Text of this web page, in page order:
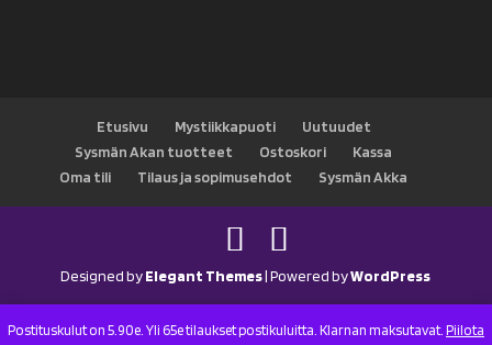
Postituskulut on 5.90e. Yli 65e tilaukset postikuluitta. Klarnan maksutavat. Piilota
Etusivu Mystiikkapuoti
Uutuudet
Sysmän Akan tuotteet
Ostoskori
Kassa
Oma tili
Tilaus ja sopimusehdot Sysmän Akka
Designed byElegant Themes| Powered byWordPress